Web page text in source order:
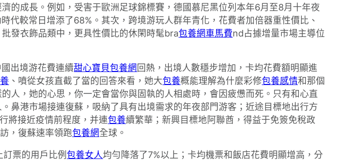
的成長。例如，受害于歐洲足球錦標賽，德國慕尼黑位列本年6月至8月十年夜
代較常日增添了68%。其次，跨境游玩人群年青化，花費者加倍器重性價比、
發衣飾品類中，更具性價比的休閑時髦bra包養網車馬費nd占據增量市場主導位
出境游花費連續甜心寶貝包養網 回熱，出境人數穩步增加，卡均花費額明顯進
、噴從女孩直截了當的回答來看，她大包養概能理解為什麼彩修包養感情和那個
人，她的心思，你一定會當你與固執的人相處時，會因疲憊而死。只有和心直
鼻港市場接連復蘇，吸納了具有出境需求的年夜部門游客；近途目標地出行方
將接近疫情前程度，并連包養續繁華；新興目標地阿聯酋，得益于免簽免稅政
，復蘇速率領跑包養網全球。
訂票的用戶比例包養女人均勻降落了7%以上；卡均機票和飯店花費明顯增高，分